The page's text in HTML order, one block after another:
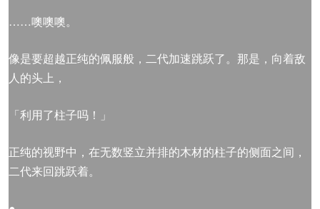
……噢噢噢。
像是要超越正纯的佩服般，二代加速跳跃了。那是，向着敌
人的头上，
「利用了柱子吗！」
正纯的视野中，在无数竖立并排的木材的柱子的侧面之间，
二代来回跳跃着。